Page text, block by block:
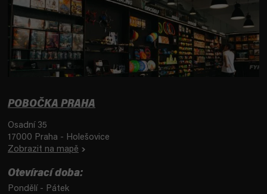
POBOČKA PRAHA
Osadní 35
17000 Praha - Holešovice
Zobrazit na mapě
Otevírací doba:
Pondělí - Pátek